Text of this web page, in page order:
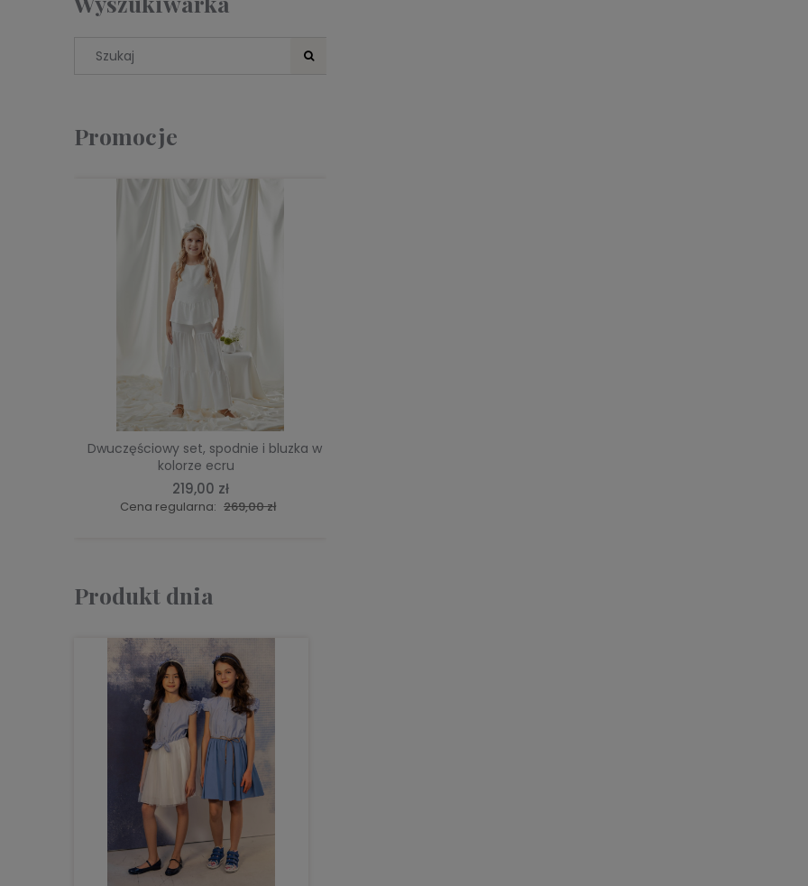
Promocje
Dwuczęściowy set, spodnie i bluzka w
kolorze ecru
219,00 zł
Cena regularna: 269,00 zł
DO KOSZYKA
Produkt dnia
DO KOSZYKA